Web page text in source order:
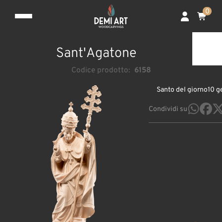
0
Sant'Agatone
Codice prodotto: 6158
Santo del giorno10
Condividi su